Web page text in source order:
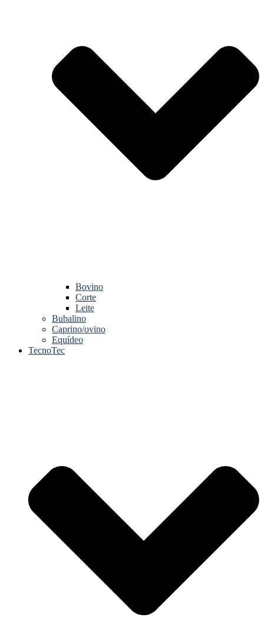
Bovino
Corte
Leite
Bubalino
Caprino/ovino
Equídeo
TecnoTec